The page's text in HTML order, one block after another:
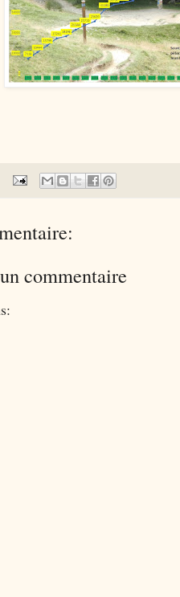
commentaire